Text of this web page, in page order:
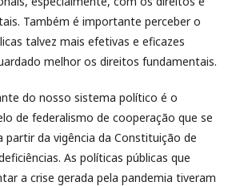
Também é importante perceber o
talvez mais efetivas e eficazes
melhor os direitos fundamentais.
do nosso sistema político é o
de federalismo de cooperação que se
partir da vigência da Constituição de
As políticas públicas que
a crise gerada pela pandemia tiveram